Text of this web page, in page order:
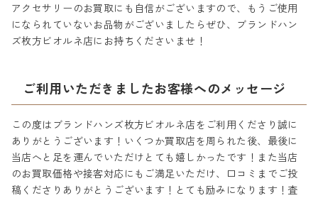
アクセサリーのお買取にも自信がございますので、もうご使用
になられていないお品物がございましたらぜひ、ブランドハン
ズ枚方ビオルネ店にお持ちくださいませ！
ご利用いただきましたお客様へのメッセージ
この度はブランドハンズ枚方ビオルネ店をご利用くださり誠に
ありがとうございます！いくつか買取店を周られた後、最後に
当店へと足を運んでいただけとても嬉しかったです！また当店
のお買取価格や接客対応にもご満足いただけ、口コミまでご投
稿くださりありがとうございます！とても励みになります！査